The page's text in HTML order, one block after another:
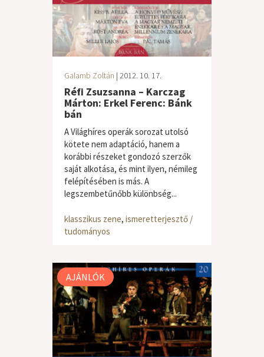
Galamb Zoltán | 2012. 10. 17.
Réfi Zsuzsanna – Karczag
Márton: Erkel Ferenc: Bánk
bán
A Világhíres operák sorozat utolsó
kötete nem adaptáció, hanem a
korábbi részeket gondozó szerzők
saját alkotása, és mint ilyen, némileg
felépítésében is más. A
legszembetűnőbb különbség...
klasszikus zene, ismeretterjesztő /
tudományos
AJÁNLÓK